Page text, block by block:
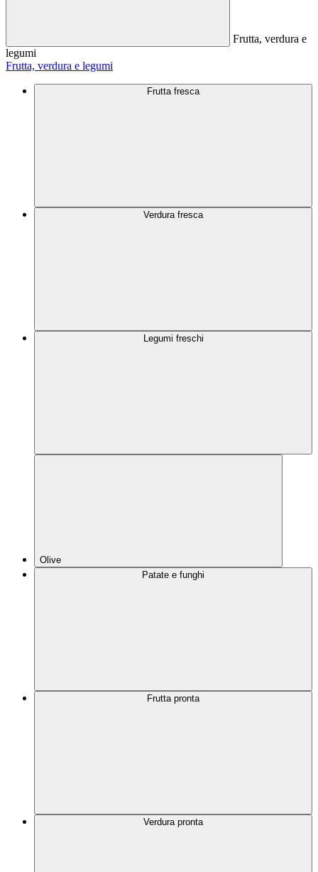
Frutta, verdura e
legumi
Frutta, verdura e legumi
Frutta fresca
Verdura fresca
Legumi freschi
Olive
Patate e funghi
Frutta pronta
Verdura pronta